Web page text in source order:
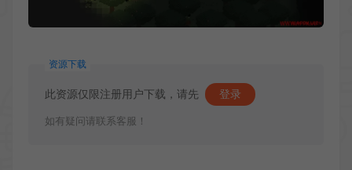
资源下载
此资源仅限注册用户下载，请先 登录
如有疑问请联系客服！